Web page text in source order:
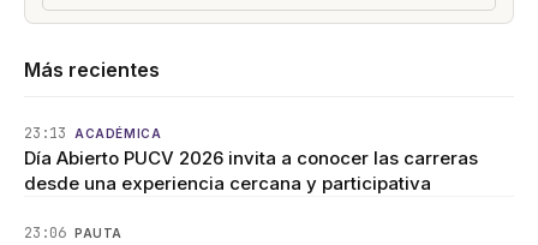
Más recientes
23:13 ACADÉMICA
Día Abierto PUCV 2026 invita a conocer las carreras
desde una experiencia cercana y participativa
23:06 PAUTA